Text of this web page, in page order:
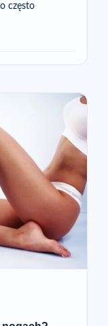
często